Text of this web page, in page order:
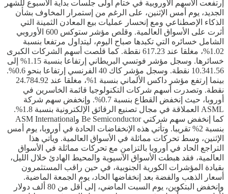
إرتفعت الأسهم الأوروبية في ختام أولى جلسات بداية الأسبوع للشهر
الجديد، يوم أمس الإثنين، على الرغم من إستمرار المخاوف بشأن
الذكاء الإصطناعي ومع إنحسار عمليات بيع المعادن الثمينة التي
أثرت على الأسواق العالمية. وقلص مؤشر ستوكس 600 الأوروبي
الشامل خسائره التي تكبدها صباح اليوم، ليتداول مرتفعا بنسبة
1.02%، مغلقا عند 617.23 نقطة. كما قلصت أسهم الشركات الكبرى
خسائرها. وسجل مؤشر فوتسي البريطاني إرتفاعا بنسبة 1.15% إلى
10.341.56 نقطة. وسجل مؤشر كاك 40 الفرنسي إرتفاعا بنحو 0.6%.
بينما إرتفع مؤشر داكس الألماني بنسبة 1%، مغلقا عند 24.784.92
نقطة. وتصدرت أسهم شركات التكنولوجيا قائمة الخاسرين في
أوروبا، حيث إنخفض القطاع بنسبة 0.7%. وإنخفض سهم شركة
ASML العملاقة في مجال تصنيع الرقائق الإلكترونية بنسبة 1.8%.
كما إنخفض سهم شركتي Be Semiconductor وASM International
بنسبة 2% تقريبا. وتأتي هذه الإنخفاضات الحادة في أوروبا، يوم أمس
الإثنين، وسط تحركات مماثلة في الأسواق العالمية. ويأتي هذا
التراجع الحاد في أوروبا بالتزامن مع تحركات مماثلة في الأسواق
العالمية، فقد هبطت الأسواق الآسيوية والمحيط الهادئ خلال الليل،
بقيادة المؤشرات الكورية الجنوبية، في حين راقب المستثمرون
أسعار الذهب والفضة بعد إنخفاضها الحاد، يوم الجمعة الماضية.
وإنخفض البتكوين، يوم السبت الماضي، إلى أقل من 80 ألف دولار